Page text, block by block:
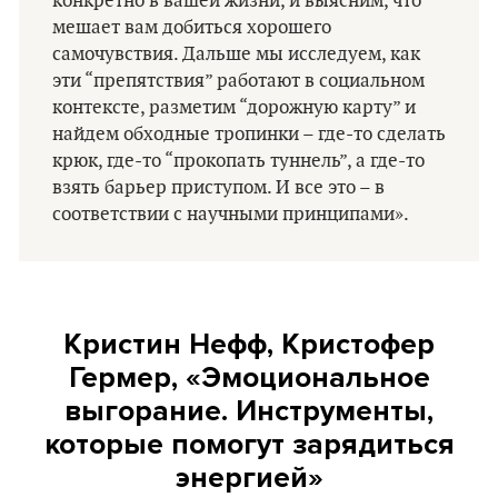
мешает вам добиться хорошего
самочувствия. Дальше мы исследуем, как
эти “препятствия” работают в социальном
контексте, разметим “дорожную карту” и
найдем обходные тропинки – где-то сделать
крюк, где-то “прокопать туннель”, а где-то
взять барьер приступом. И все это – в
соответствии с научными принципами».
Кристин Нефф, Кристофер
Гермер, «Эмоциональное
выгорание. Инструменты,
которые помогут зарядиться
энергией»